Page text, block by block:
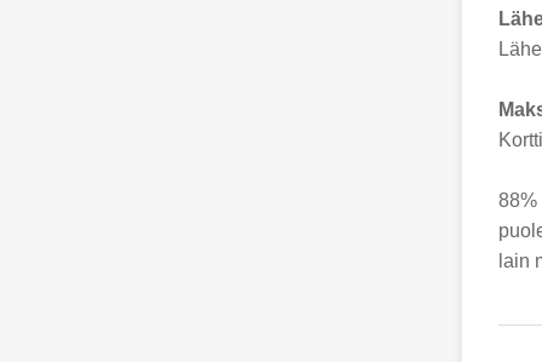
88%
lain